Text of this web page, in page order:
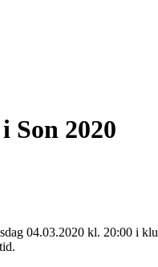
2020
04.03.2020 kl. 20:00 i